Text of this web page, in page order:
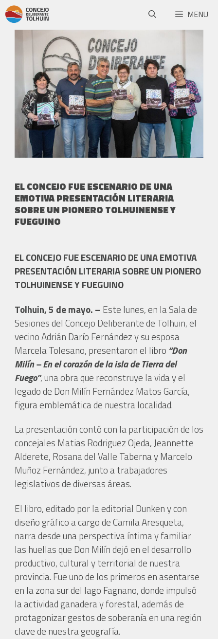
MENU
EL CONCEJO FUE ESCENARIO DE UNA
EMOTIVA PRESENTACIÓN LITERARIA
SOBRE UN PIONERO TOLHUINENSE Y
FUEGUINO
EL CONCEJO FUE ESCENARIO DE UNA EMOTIVA
PRESENTACIÓN LITERARIA SOBRE UN PIONERO
TOLHUINENSE Y FUEGUINO
Tolhuin, 5 de mayo. – Este lunes, en la Sala de
Sesiones del Concejo Deliberante de Tolhuin, el
vecino Adrián Darío Fernández y su esposa
Marcela Tolesano, presentaron el libro “Don
Milín – En el corazón de la isla de Tierra del
Fuego”, una obra que reconstruye la vida y el
legado de Don Milín Fernández Matos García,
figura emblemática de nuestra localidad.
La presentación contó con la participación de los
concejales Matias Rodriguez Ojeda, Jeannette
Alderete, Rosana del Valle Taberna y Marcelo
Muñoz Fernández, junto a trabajadores
legislativos de diversas áreas.
El libro, editado por la editorial Dunken y con
diseño gráfico a cargo de Camila Aresqueta,
narra desde una perspectiva íntima y familiar
las huellas que Don Milín dejó en el desarrollo
productivo, cultural y territorial de nuestra
provincia. Fue uno de los primeros en asentarse
en la zona sur del lago Fagnano, donde impulsó
la actividad ganadera y forestal, además de
protagonizar gestos de soberanía en una región
clave de nuestra geografía.